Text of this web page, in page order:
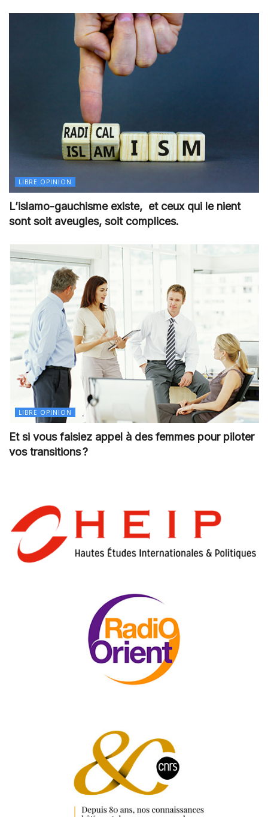
LIBRE OPINION
L’islamo-gauchisme existe, et ceux qui le nient
sont soit aveugles, soit complices.
LIBRE OPINION
Et si vous faisiez appel à des femmes pour piloter
vos transitions ?